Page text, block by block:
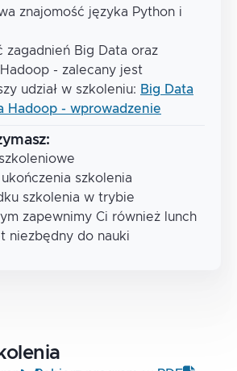
znajomość języka Python i
zagadnień Big Data oraz
- zalecany jest
udział w szkoleniu: Big Data
Hadoop - wprowadzenie
szkolenia
szkolenia w trybie
zapewnimy Ci również lunch
niezbędny do nauki